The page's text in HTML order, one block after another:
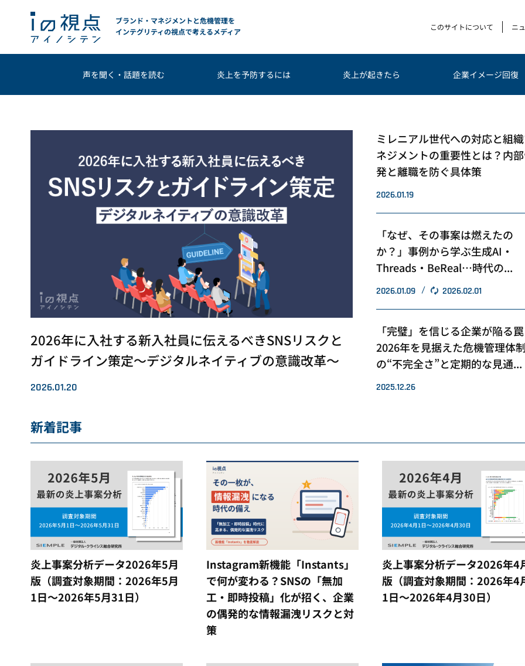
ブランド・マネジメントと危機管理を
インテグリティの視点で考えるメディア
このサイトについて ニ
声を聞く・話題を読む 炎上を予防するには 炎上が起きたら 企業イメージ回復
2026年に入社する新入社員に伝えるべきSNSリスクと
ガイドライン策定～デジタルネイティブの意識改革～
2026.01.20
ミレニアル世代への対応と組
ネジメントの重要性とは？内
発と離職を防ぐ具体策
2026.01.19
「なぜ、その事案は燃えたの
か？」事例から学ぶ生成AI・
Threads・BeReal…時代の...
2026.01.09 2026.02.01
「完璧」を信じる企業が陥
2026年を見据えた危機管理体
の“不完全さ”と定期的な見通...
2025.12.26
新着記事
炎上事案分析データ2026年5月
版（調査対象期間：2026年5月
1日～2026年5月31日）
Instagram新機能「Instants」
で何が変わる？SNSの「無加
工・即時投稿」化が招く、企業
の偶発的な情報漏洩リスクと対
策
炎上事案分析データ2026年4
版（調査対象期間：2026年4
1日～2026年4月30日）